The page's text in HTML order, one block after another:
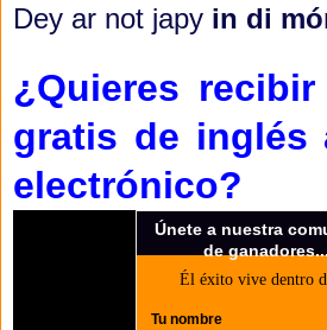
Dey ar not japy in di
¿Quieres
gratis de inglés
electrónico?
Únete a nuestra
de
Él éxito vive dentro
Tu nombre